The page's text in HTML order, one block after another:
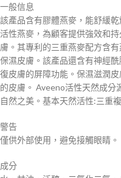
一般信息
該產品含有膠體燕麥，能舒緩
活性燕麥，為顧客提供強效和
膚。其專利的三重燕麥配方含
保濕皮膚。該產品還含有神經
復皮膚的屏障功能。保濕滋潤
的皮膚。 Aveeno活性天然成分
自然之美。基本天然活性:三重
警告
僅供外部使用，避免接觸眼睛。
成分